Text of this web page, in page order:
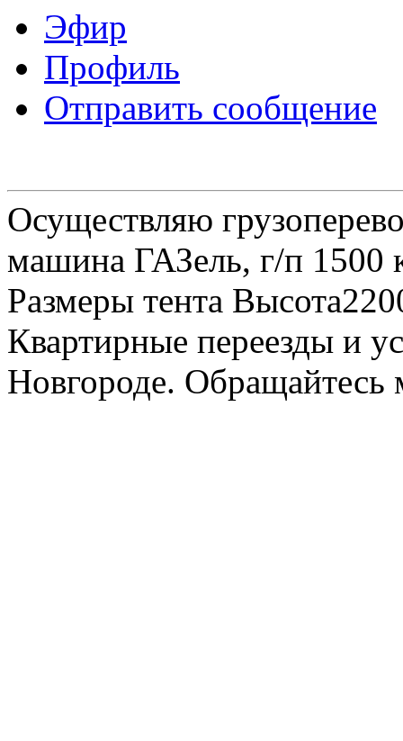
Эфир
Профиль
Отправить сообщение
Осуществляю
машина ГАЗель, г/п 1500
Размеры тента
Квартирные переезды и
Новгороде.